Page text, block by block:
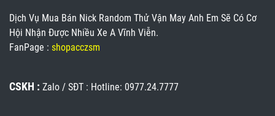
Dịch Vụ Mua Bán Nick Random Thử Vận May Anh Em Sẽ Có Cơ
Hội Nhận Được Nhiều Xe A Vĩnh Viễn.
FanPage : shopacczsm
CSKH : Zalo / SĐT : Hotline: 0977.24.7777